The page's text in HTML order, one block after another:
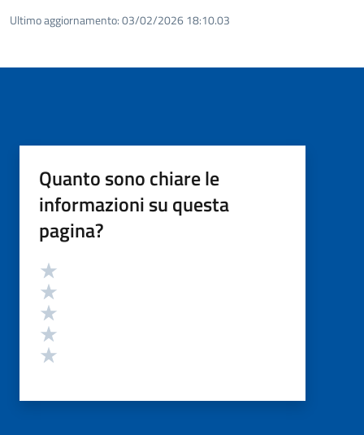
Ultimo aggiornamento:03/02/2026 18:10.03
Quanto sono chiare le
informazioni su questa
pagina?
Valutazione